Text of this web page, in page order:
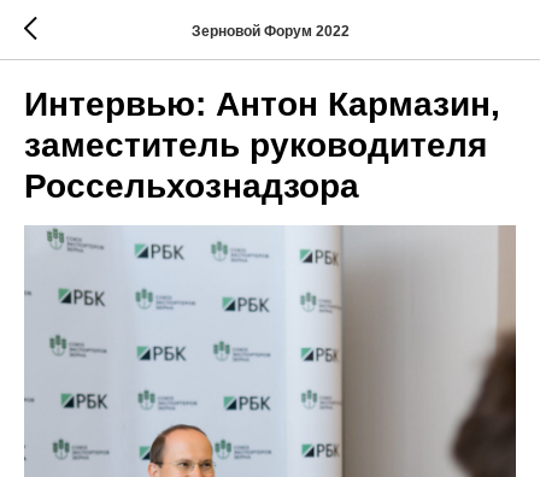
Зерновой Форум 2022
Интервью: Антон Кармазин,
заместитель руководителя
Россельхознадзора